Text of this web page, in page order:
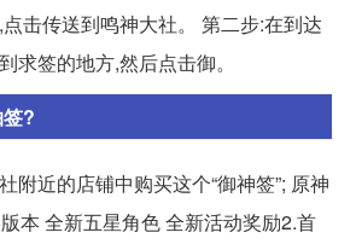
击传送到鸣神大社。 第二步:在到达
求签的地方,然后点击御。
?
附近的店铺中购买这个“御神签”; 原神
本 全新五星角色 全新活动奖励2.首